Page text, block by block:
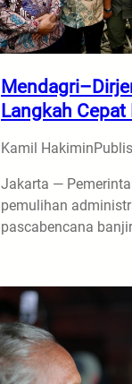
Langkah
Kamil Hakimin
Jakarta —
pemulihan
pascabencana